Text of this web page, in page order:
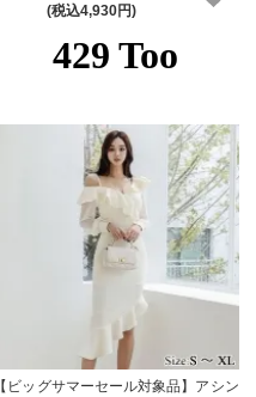
(税込4,930円)
【ビッグサマーセール対象品】アシン